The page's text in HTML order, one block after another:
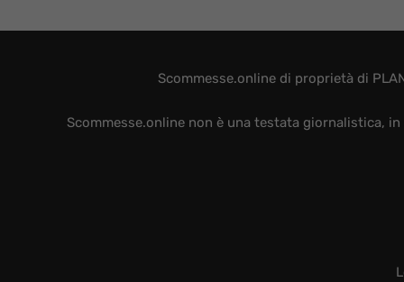
Scommesse.online di proprietà di
Scommesse.online non è una testata giornalistica,